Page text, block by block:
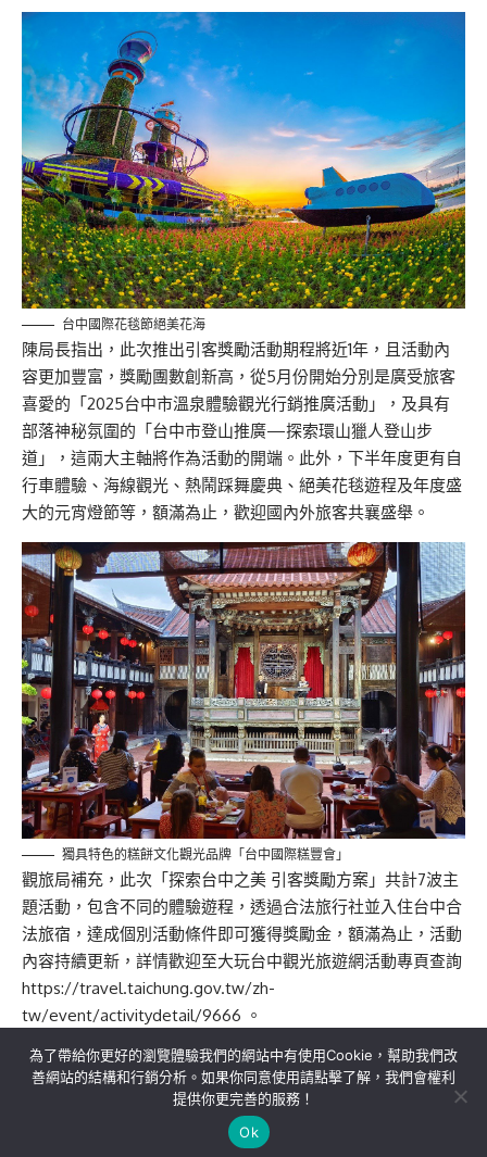
台中國際花毯節絕美花海
陳局長指出，此次推出引客獎勵活動期程將近1年，且活動內
容更加豐富，獎勵團數創新高，從5月份開始分別是廣受旅客
喜愛的「2025台中市溫泉體驗觀光行銷推廣活動」，及具有
部落神秘氛圍的「台中市登山推廣—探索環山獵人登山步
道」，這兩大主軸將作為活動的開端。此外，下半年度更有自
行車體驗、海線觀光、熱鬧踩舞慶典、絕美花毯遊程及年度盛
大的元宵燈節等，額滿為止，歡迎國內外旅客共襄盛舉。
獨具特色的糕餅文化觀光品牌「台中國際糕豐會」
觀旅局補充，此次「探索台中之美 引客獎勵方案」共計7波主
題活動，包含不同的體驗遊程，透過合法旅行社並入住台中合
法旅宿，達成個別活動條件即可獲得獎勵金，額滿為止，活動
內容持續更新，詳情歡迎至大玩台中觀光旅遊網活動專頁查詢
https://travel.taichung.gov.tw/zh-
tw/event/activitydetail/9666 。
關於我們 隱私權政策 聯絡我們
Copyright©MORE News
為了帶給你更好的瀏覽體驗我們的網站中有使用Cookie，幫助我們改
善網站的結構和行銷分析。如果你同意使用請點擊了解，我們會權利
提供你更完善的服務！
Ok